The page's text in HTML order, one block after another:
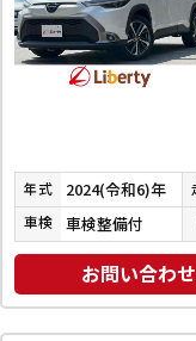
年式 2024(令和6)年
車検 車検整備付
お問い合わせ